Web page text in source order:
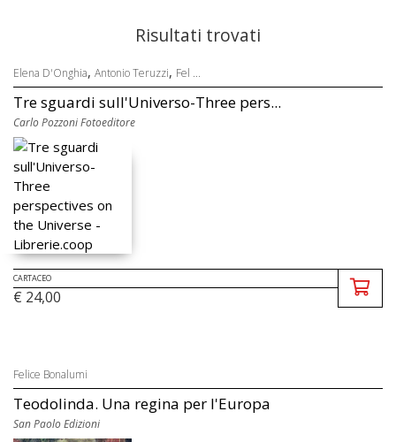
Risultati trovati
Elena D'Onghia, Antonio Teruzzi, Fel ...
Tre sguardi sull'Universo-Three pers...
Carlo Pozzoni Fotoeditore
CARTACEO
€ 24,00
Felice Bonalumi
Teodolinda. Una regina per l'Europa
San Paolo Edizioni